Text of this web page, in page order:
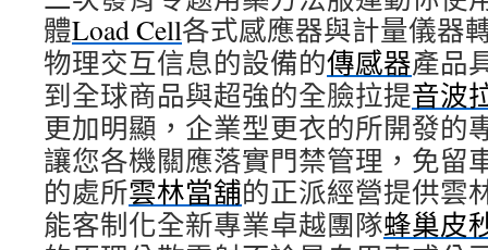
體Load Cell各式感應器與計量儀器
物理交互信息的設備的傳感器產品
到全球商品與超強的全臉拉提音波
更加明顯，企業型更衣的所開發的
讓您各機關應落實門禁管理，免留
的處所雲林當舖的正派經營提供雲
能客制化全新專業卓越團隊蜂巢皮